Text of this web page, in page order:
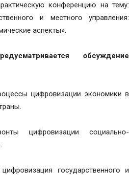
конференцию на тему:
и местного управления:
аспекты».
обсуждение
цифровизации экономики в
цифровизации социально-
государственного и